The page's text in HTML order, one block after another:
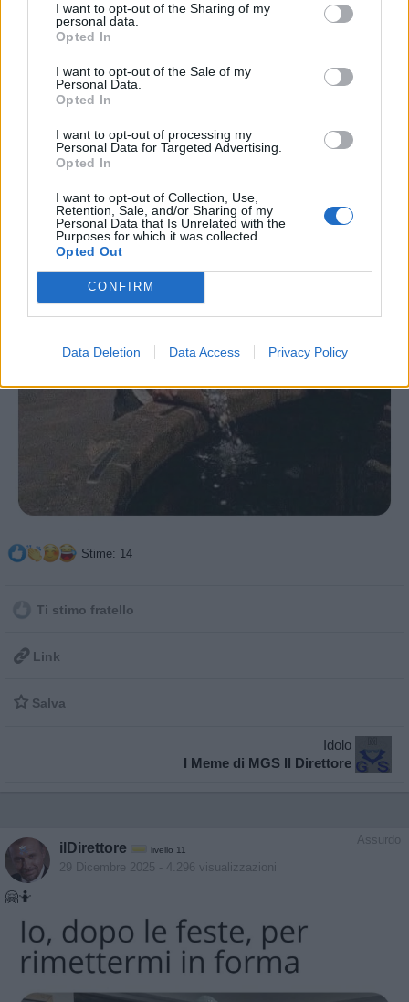
I want to opt-out of the Sharing of my
personal data.
Opted In
I want to opt-out of the Sale of my
Personal Data.
Opted In
I want to opt-out of processing my
Personal Data for Targeted Advertising.
Opted In
I want to opt-out of Collection, Use,
Retention, Sale, and/or Sharing of my
Personal Data that Is Unrelated with the
Purposes for which it was collected.
Opted Out
CONFIRM
Data Deletion Data Access Privacy Policy
ilDirettore
Stime: 14
Ti stimo fratello
 Link
 Salva
Idolo
I Meme di MGS Il Direttore
Assurdo
ilDirettore livello 11
29 Dicembre 2025 - 4.296 visualizzazioni
🤗🤷